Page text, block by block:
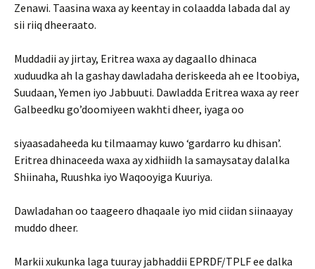
Zenawi. Taasina waxa ay keentay in colaadda labada dal ay
sii riiq dheeraato.
Muddadii ay jirtay, Eritrea waxa ay dagaallo dhinaca
xuduudka ah la gashay dawladaha deriskeeda ah ee Itoobiya,
Suudaan, Yemen iyo Jabbuuti. Dawladda Eritrea waxa ay reer
Galbeedku go’doomiyeen wakhti dheer, iyaga oo
siyaasadaheeda ku tilmaamay kuwo ‘gardarro ku dhisan’.
Eritrea dhinaceeda waxa ay xidhiidh la samaysatay dalalka
Shiinaha, Ruushka iyo Waqooyiga Kuuriya.
Dawladahan oo taageero dhaqaale iyo mid ciidan siinaayay
muddo dheer.
Markii xukunka laga tuuray jabhaddii EPRDF/TPLF ee dalka